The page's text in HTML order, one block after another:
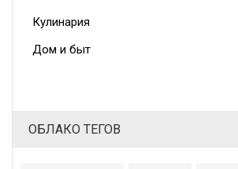
Кулинария
Дом и быт
ОБЛАКО ТЕГОВ